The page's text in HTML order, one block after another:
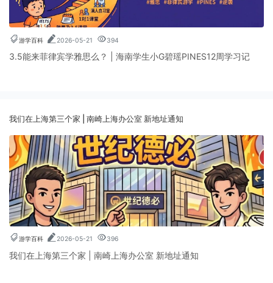
游学百科 2026-05-21 394
3.5能来菲律宾学雅思么？ | 海南学生小G碧瑶PINES12周学习记
我们在上海第三个家 | 南崎上海办公室 新地址通知
游学百科 2026-05-21 396
我们在上海第三个家 | 南崎上海办公室 新地址通知